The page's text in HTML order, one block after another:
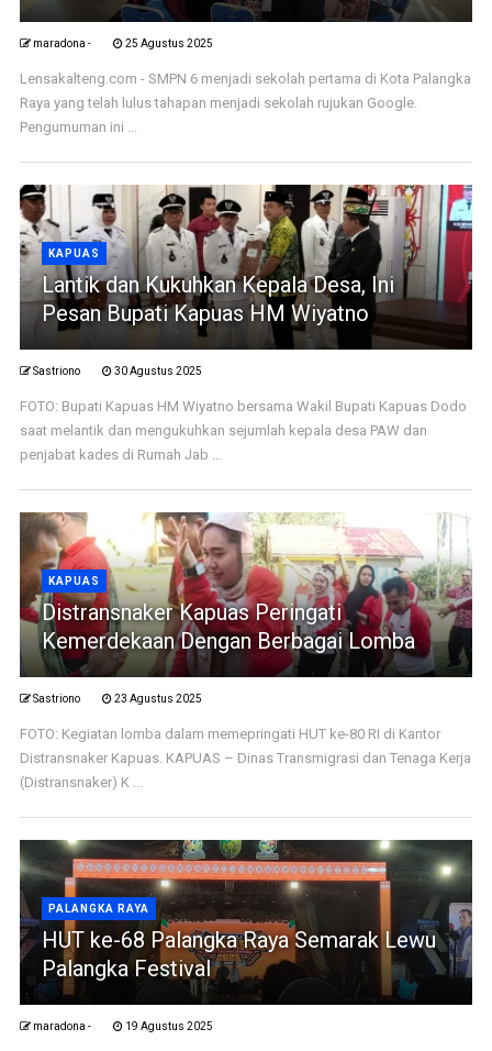
maradona - 25 Agustus 2025
Lensakalteng.com - SMPN 6 menjadi sekolah pertama di Kota Palangka
Raya yang telah lulus tahapan menjadi sekolah rujukan Google.
Pengumuman ini ...
KAPUAS
Lantik dan Kukuhkan Kepala Desa, Ini
Pesan Bupati Kapuas HM Wiyatno
Sastriono 30 Agustus 2025
FOTO: Bupati Kapuas HM Wiyatno bersama Wakil Bupati Kapuas Dodo
saat melantik dan mengukuhkan sejumlah kepala desa PAW dan
penjabat kades di Rumah Jab ...
KAPUAS
Distransnaker Kapuas Peringati
Kemerdekaan Dengan Berbagai Lomba
Sastriono 23 Agustus 2025
FOTO: Kegiatan lomba dalam memepringati HUT ke-80 RI di Kantor
Distransnaker Kapuas. KAPUAS – Dinas Transmigrasi dan Tenaga Kerja
(Distransnaker) K ...
PALANGKA RAYA
HUT ke-68 Palangka Raya Semarak Lewu
Palangka Festival
maradona - 19 Agustus 2025